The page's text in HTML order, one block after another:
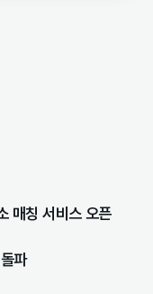
매칭 서비스 오픈
파